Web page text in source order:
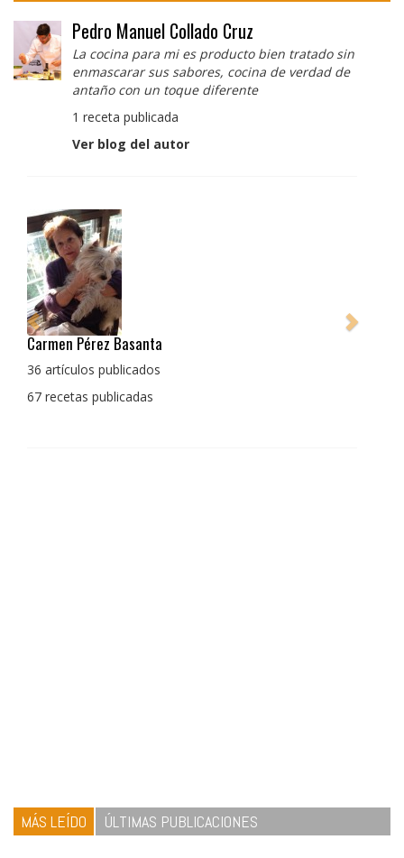
Pedro Manuel Collado Cruz
La cocina para mi es producto bien tratado sin
enmascarar sus sabores, cocina de verdad de
antaño con un toque diferente
1 receta publicada
Ver blog del autor
Pedro Manuel Collado Cruz
La cocina para mi es producto bien tratado sin
con un toque diferente